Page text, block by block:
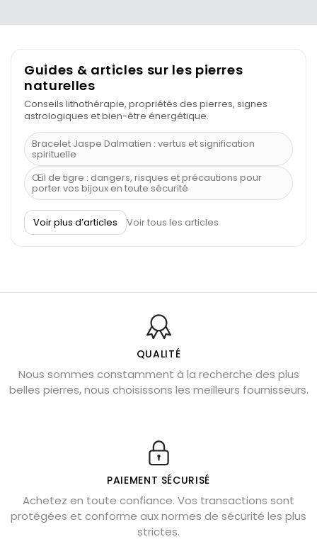
Guides & articles sur les pierres
naturelles
Conseils lithothérapie, propriétés des pierres, signes
astrologiques et bien-être énergétique.
Bracelet Jaspe Dalmatien : vertus et signification
spirituelle
Œil de tigre : dangers, risques et précautions pour
porter vos bijoux en toute sécurité
À quel poignet porter un bracelet de pierre
Découvrez le scorpion et ses pierres
Bienfaits de la sélénite – pierre des anges
L’améthyste est-elle faite pour moi ?
Chrysocolle : pierre apaisante
Obsidienne dorée : vertus et signification
Véritable citrine naturelle non chauffée
Où placer la citrine dans la maison
Cornaline : propriétés magiques
Capricorne : quelles pierres choisir
Voir plus d’articles Voir tous les articles
QUALITÉ
Nous sommes constamment à la recherche des plus
belles pierres, nous choisissons les meilleurs fournisseurs.
PAIEMENT SÉCURISÉ
Achetez en toute confiance. Vos transactions sont
protégées et conforme aux normes de sécurité les plus
strictes.